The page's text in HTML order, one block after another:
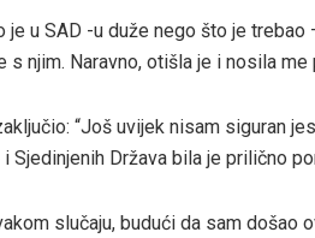
je u SAD -u duže nego što je
s njim. Naravno, otišla je i nosila
“Još uvijek nisam siguran
i Sjedinjenih Država bila je prilično
slučaju, budući da sam došao